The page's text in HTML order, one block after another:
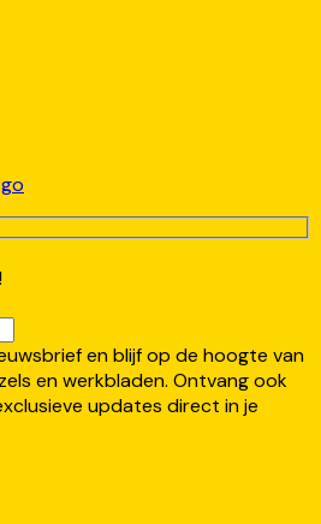
en blijf op de hoogte van
en werkbladen. Ontvang ook
updates direct in je